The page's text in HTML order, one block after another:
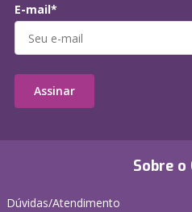
Sobre o
Dúvidas/Atendimento
E-mail*
Assinar